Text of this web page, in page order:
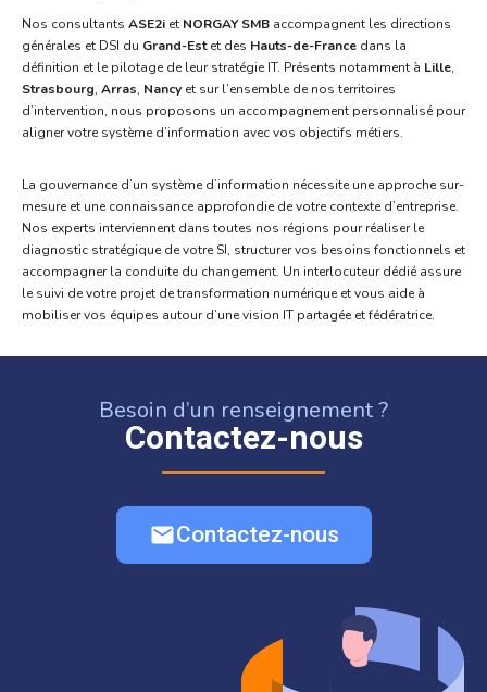
Nos consultants ASE2i et NORGAY SMB accompagnent les directions
générales et DSI du Grand-Estet des Hauts-de-France dans la
définition et le pilotage de leur stratégie IT. Présents notamment à Lille,
Strasbourg, Arras, Nancy et sur l’ensemble de nos territoires
d’intervention, nous proposons un accompagnement personnalisé pour
aligner votre système d’information avec vos objectifs métiers.
La gouvernance d’un système d’information nécessite une approche sur-
mesure et une connaissance approfondie de votre contexte d’entreprise.
Nos experts interviennent dans toutes nos régions pour réaliser le
diagnostic stratégique de votre SI, structurer vos besoins fonctionnels et
accompagner la conduite du changement. Un interlocuteur dédié assure
le suivi de votre projet de transformation numérique et vous aide à
mobiliser vos équipes autour d’une vision IT partagée et fédératrice.
Besoin d’un renseignement ?
Contactez-nous
Contactez-nous